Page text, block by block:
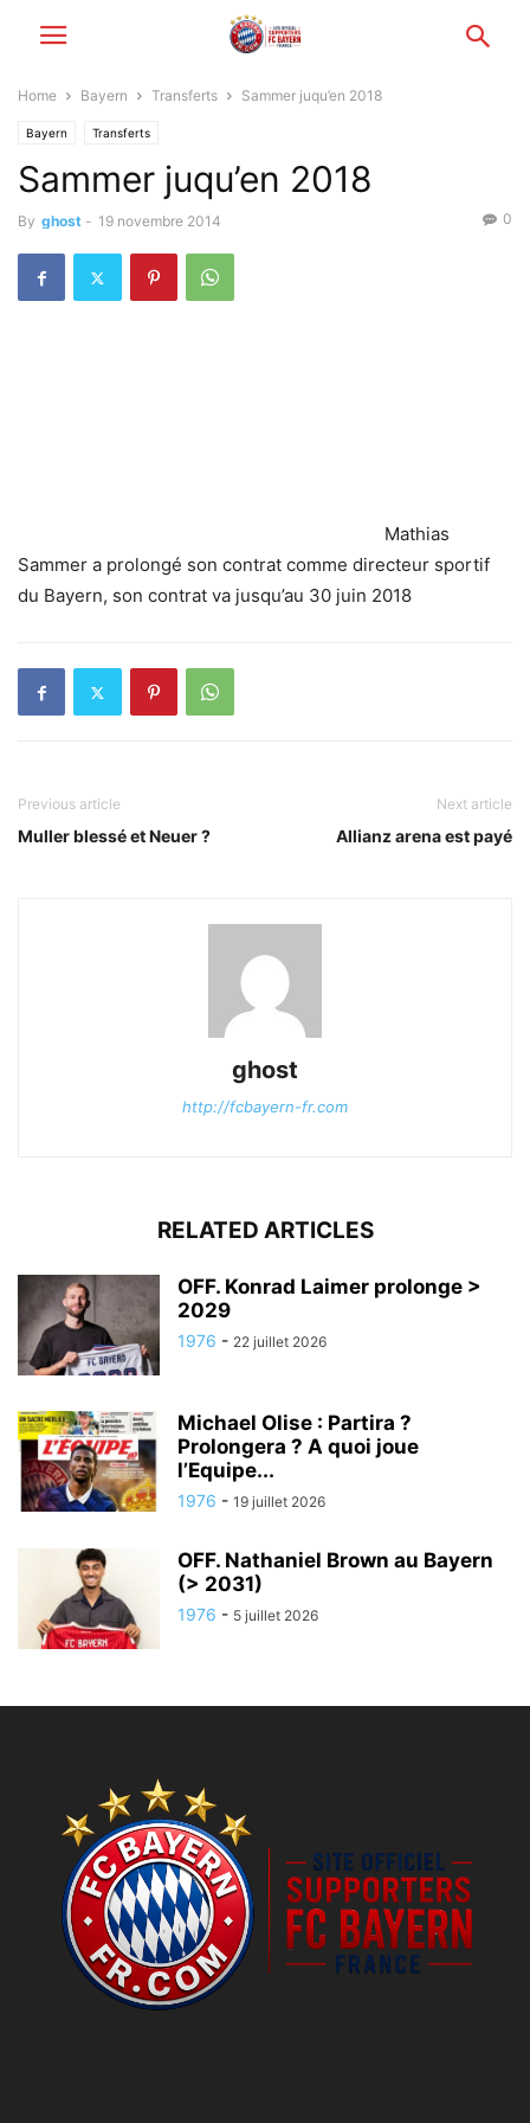
Home Bayern Transferts Sammer juqu’en 2018
Bayern Transferts
Sammer juqu’en 2018
By ghost - 19 novembre 2014 0
Mathias
Sammer a prolongé son contrat comme directeur sportif
du Bayern, son contrat va jusqu’au 30 juin 2018
Previous article
Muller blessé et Neuer ?
Next article
Allianz arena est payé
ghost
http://fcbayern-fr.com
RELATED ARTICLES
OFF. Konrad Laimer prolonge >
2029
1976 - 22 juillet 2026
Michael Olise : Partira ?
Prolongera ? A quoi joue
l’Equipe...
1976 - 19 juillet 2026
OFF. Nathaniel Brown au Bayern
(> 2031)
1976 - 5 juillet 2026